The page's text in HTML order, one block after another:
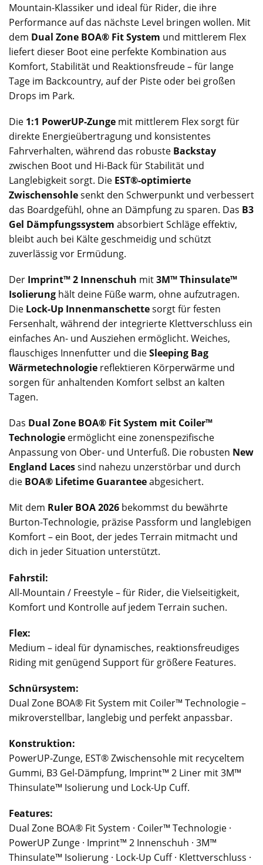
Mountain-Klassiker und ideal für Rider, die ihre
Performance auf das nächste Level bringen wollen. Mit
dem Dual Zone BOA® Fit System und mittlerem Flex
liefert dieser Boot eine perfekte Kombination aus
Komfort, Stabilität und Reaktionsfreude – für lange
Tage im Backcountry, auf der Piste oder bei großen
Drops im Park.
Die 1:1 PowerUP-Zunge mit mittlerem Flex sorgt für
direkte Energieübertragung und konsistentes
Fahrverhalten, während das robuste Backstay
zwischen Boot und Hi-Back für Stabilität und
Langlebigkeit sorgt. Die EST®-optimierte
Zwischensohlesenkt den Schwerpunkt und verbessert
das Boardgefühl, ohne an Dämpfung zu sparen. Das B3
Gel Dämpfungssystem absorbiert Schläge effektiv,
bleibt auch bei Kälte geschmeidig und schützt
zuverlässig vor Ermüdung.
Der Imprint™ 2 Innenschuh mit3M™ Thinsulate™
Isolierung hält deine Füße warm, ohne aufzutragen.
Die Lock-Up Innenmanschettesorgt für festen
Fersenhalt, während der integrierte Klettverschluss ein
einfaches An- und Ausziehen ermöglicht. Weiches,
flauschiges Innenfutter und dieSleeping Bag
Wärmetechnologie reflektieren Körperwärme und
sorgen für anhaltenden Komfort selbst an kalten
Tagen.
Das Dual Zone BOA® Fit System mit Coiler™
Technologie ermöglicht eine zonenspezifische
Anpassung von Ober- und Unterfuß. Die robusten New
England Lacessind nahezu unzerstörbar und durch
die BOA® Lifetime Guaranteeabgesichert.
Mit dem Ruler BOA 2026 bekommst du bewährte
Burton-Technologie, präzise Passform und langlebigen
Komfort – ein Boot, der jedes Terrain mitmacht und
dich in jeder Situation unterstützt.
Fahrstil:
All-Mountain / Freestyle – für Rider, die Vielseitigkeit,
Komfort und Kontrolle auf jedem Terrain suchen.
Flex:
Medium – ideal für dynamisches, reaktionsfreudiges
Riding mit genügend Support für größere Features.
Schnürsystem:
Dual Zone BOA® Fit System mit Coiler™ Technologie –
mikroverstellbar, langlebig und perfekt anpassbar.
Konstruktion:
PowerUP-Zunge, EST® Zwischensohle mit recyceltem
Gummi, B3 Gel-Dämpfung, Imprint™ 2 Liner mit 3M™
Thinsulate™ Isolierung und Lock-Up Cuff.
Features:
Dual Zone BOA® Fit System · Coiler™ Technologie ·
PowerUP Zunge · Imprint™ 2 Innenschuh · 3M™
Thinsulate™ Isolierung · Lock-Up Cuff · Klettverschluss ·